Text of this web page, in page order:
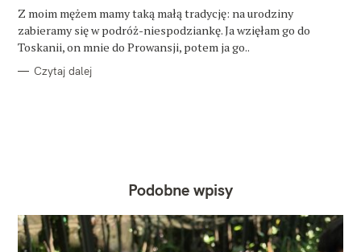
IZ moim mężem mamy taką małą tradycję: na urodziny
zabieramy się w podróż-niespodziankę. Ja wzięłam go do
Toskanii, on mnie do Prowansji, potem ja go..
Czytaj dalej
Podobne wpisy